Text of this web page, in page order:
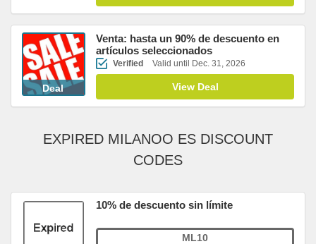
Deal
Venta: hasta un 90% de descuento en
artículos seleccionados
Verified Valid until Dec. 31, 2026
View Deal
EXPIRED MILANOO ES DISCOUNT
CODES
10% de descuento sin límite
ML10